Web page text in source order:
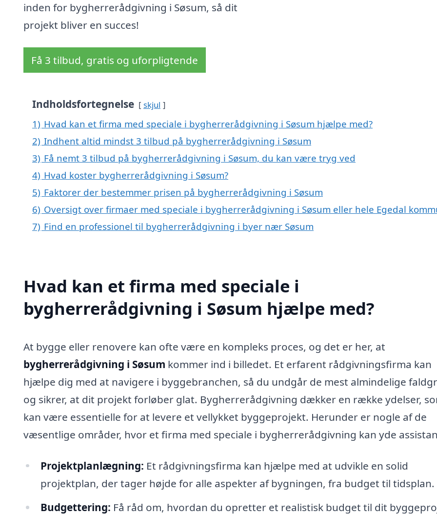
inden for bygherrerådgivning i Søsum, så dit
projekt bliver en succes!
Få 3 tilbud, gratis og uforpligtende
Indholdsfortegnelse skjul
1) Hvad kan et firma med speciale i bygherrerådgivning i Søsum hjælpe med?
2) Indhent altid mindst 3 tilbud på bygherrerådgivning i Søsum
3) Få nemt 3 tilbud på bygherrerådgivning i Søsum, du kan være tryg ved
4) Hvad koster bygherrerådgivning i Søsum?
5) Faktorer der bestemmer prisen på bygherrerådgivning i Søsum
6) Oversigt over firmaer med speciale i bygherrerådgivning i Søsum eller hele Egedal
7) Find en professionel til bygherrerådgivning i byer nær Søsum
Hvad kan et firma med speciale i
bygherrerådgivning i Søsum hjælpe med?
At bygge eller renovere kan ofte være en kompleks proces, og det er her, at
bygherrerådgivning i Søsum kommer ind i billedet. Et erfarent rådgivningsfirma kan
hjælpe dig med at navigere i byggebranchen, så du undgår de mest almindelige
og sikrer, at dit projekt forløber glat. Bygherrerådgivning dækker en række ydelser,
kan være essentielle for at levere et vellykket byggeprojekt. Herunder er nogle af de
væsentlige områder, hvor et firma med speciale i bygherrerådgivning kan yde
Projektplanlægning: Et rådgivningsfirma kan hjælpe med at udvikle en solid
projektplan, der tager højde for alle aspekter af bygningen, fra budget til tidsplan.
Budgettering: Få råd om, hvordan du opretter et realistisk budget til dit